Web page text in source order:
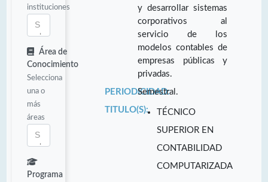
instituciones
Área de
Conocimiento
Selecciona
una o
más
áreas
Programa
y desarrollar sistemas
corporativos al
servicio de los
modelos contables de
empresas públicas y
privadas.
PERIODICIDAD:
Semestral.
TITULO(S):
TÉCNICO
SUPERIOR EN
CONTABILIDAD
COMPUTARIZADA